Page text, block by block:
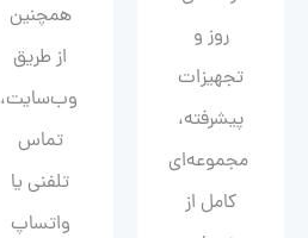
روز و
تجهیزات
پیشرفته،
مجموعه‌ای
کامل از
همچنین
از طریق
وب‌سایت،
تماس
تلفنی یا
واتساپ